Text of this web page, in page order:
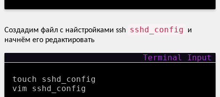
Создадим файл с найстройками ssh sshd_config
и
начнём его редактировать
touch sshd_config
vim sshd_config